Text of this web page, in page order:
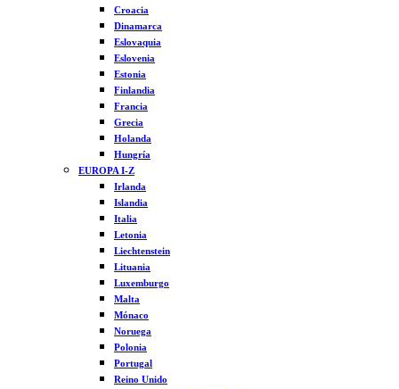
Croacia
Dinamarca
Eslovaquia
Eslovenia
Estonia
Finlandia
Francia
Grecia
Holanda
Hungría
EUROPA I-Z
Irlanda
Islandia
Italia
Letonia
Liechtenstein
Lituania
Luxemburgo
Malta
Mónaco
Noruega
Polonia
Portugal
Reino Unido